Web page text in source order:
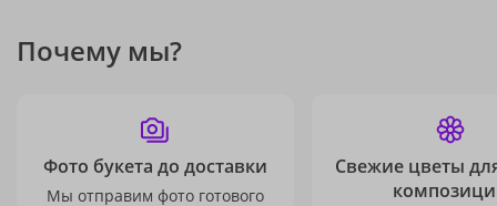
Почему мы?
Фото букета до доставки
Мы отправим фото готового
Свежие цветы